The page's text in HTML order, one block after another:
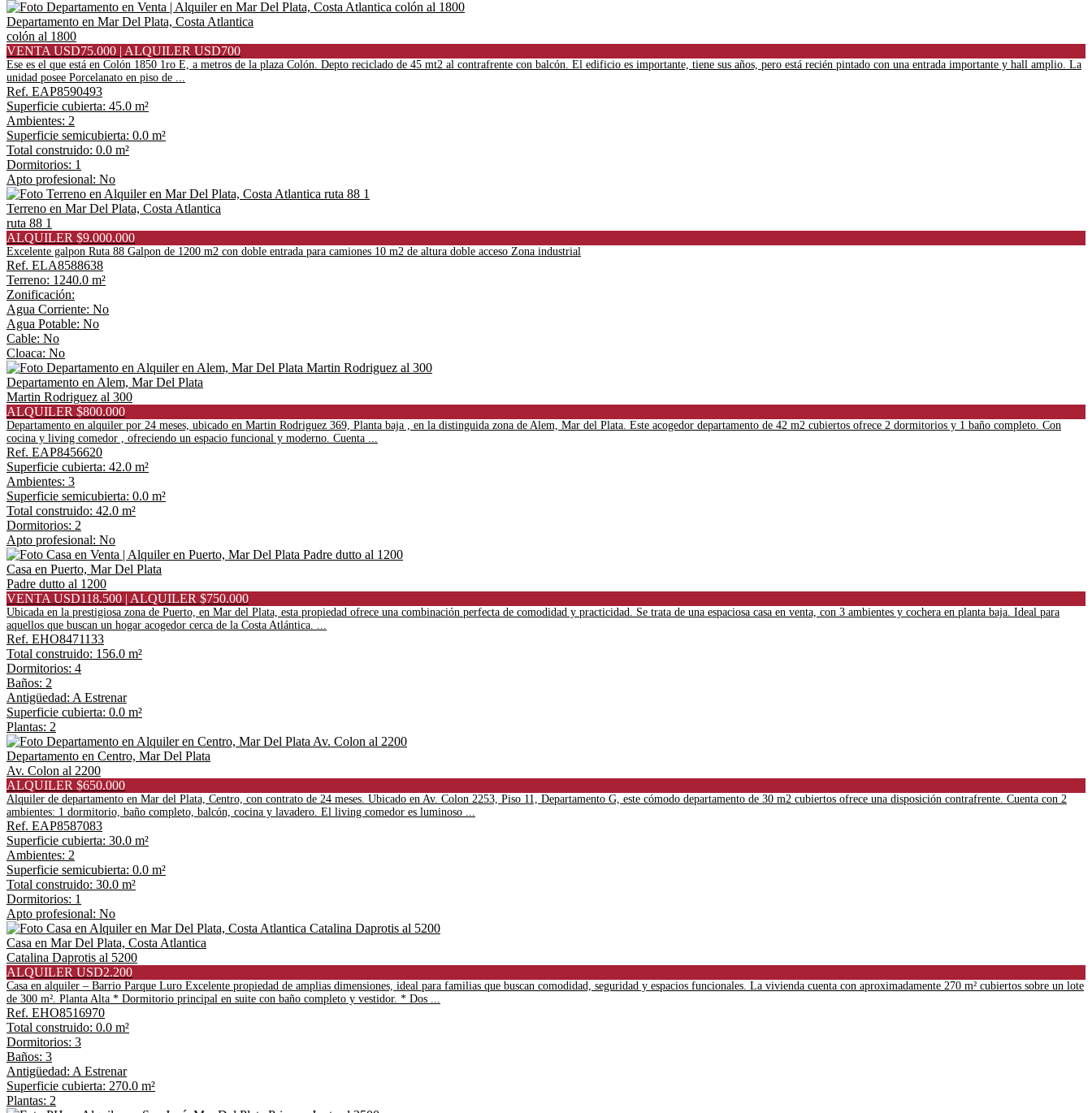
Departamento en Mar Del Plata, Costa Atlantica
colón al 1800
VENTA USD75.000 | ALQUILER USD700
Ese es el que está en Colón 1850 1ro E, a metros de la plaza Colón. Depto reciclado de 45 mt2 al contrafrente con balcón. El edificio es importante, tiene sus años, pero está recién pintado con una entrada importante y hall amplio. La
unidad posee Porcelanato en piso de ...
Ref. EAP8590493
Superficie cubierta: 45.0 m²
Ambientes: 2
Superficie semicubierta: 0.0 m²
Total construido: 0.0 m²
Dormitorios: 1
Apto profesional: No
Terreno en Mar Del Plata, Costa Atlantica
ruta 88 1
ALQUILER $9.000.000
Excelente galpon Ruta 88 Galpon de 1200 m2 con doble entrada para camiones 10 m2 de altura doble acceso Zona industrial
Ref. ELA8588638
Terreno: 1240.0 m²
Zonificación:
Agua Corriente: No
Agua Potable: No
Cable: No
Cloaca: No
Departamento en Alem, Mar Del Plata
Martin Rodriguez al 300
ALQUILER $800.000
Departamento en alquiler por 24 meses, ubicado en Martin Rodriguez 369, Planta baja , en la distinguida zona de Alem, Mar del Plata. Este acogedor departamento de 42 m2 cubiertos ofrece 2 dormitorios y 1 baño completo. Con
cocina y living comedor , ofreciendo un espacio funcional y moderno. Cuenta ...
Ref. EAP8456620
Superficie cubierta: 42.0 m²
Ambientes: 3
Superficie semicubierta: 0.0 m²
Total construido: 42.0 m²
Dormitorios: 2
Apto profesional: No
Casa en Puerto, Mar Del Plata
Padre dutto al 1200
VENTA USD118.500 | ALQUILER $750.000
Ubicada en la prestigiosa zona de Puerto, en Mar del Plata, esta propiedad ofrece una combinación perfecta de comodidad y practicidad. Se trata de una espaciosa casa en venta, con 3 ambientes y cochera en planta baja. Ideal para
aquellos que buscan un hogar acogedor cerca de la Costa Atlántica. ...
Ref. EHO8471133
Total construido: 156.0 m²
Dormitorios: 4
Baños: 2
Antigüedad: A Estrenar
Superficie cubierta: 0.0 m²
Plantas: 2
Departamento en Centro, Mar Del Plata
Av. Colon al 2200
ALQUILER $650.000
Alquiler de departamento en Mar del Plata, Centro, con contrato de 24 meses. Ubicado en Av. Colon 2253, Piso 11, Departamento G, este cómodo departamento de 30 m2 cubiertos ofrece una disposición contrafrente. Cuenta con 2
ambientes: 1 dormitorio, baño completo, balcón, cocina y lavadero. El living comedor es luminoso ...
Ref. EAP8587083
Superficie cubierta: 30.0 m²
Ambientes: 2
Superficie semicubierta: 0.0 m²
Total construido: 30.0 m²
Dormitorios: 1
Apto profesional: No
Casa en Mar Del Plata, Costa Atlantica
Catalina Daprotis al 5200
ALQUILER USD2.200
Casa en alquiler – Barrio Parque Luro Excelente propiedad de amplias dimensiones, ideal para familias que buscan comodidad, seguridad y espacios funcionales. La vivienda cuenta con aproximadamente 270 m² cubiertos sobre un lote
de 300 m². Planta Alta * Dormitorio principal en suite con baño completo y vestidor. * Dos ...
Ref. EHO8516970
Total construido: 0.0 m²
Dormitorios: 3
Baños: 3
Antigüedad: A Estrenar
Superficie cubierta: 270.0 m²
Plantas: 2